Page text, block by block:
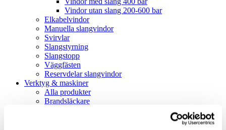
Vindor utan slang 200-600 bar
Elkabelvindor
Manuella slangvindor
Svirvlar
Slangstyrning
Slangstopp
Väggfästen
Reservdelar slangvindor
Verktyg & maskiner
Alla produkter
Brandsläckare